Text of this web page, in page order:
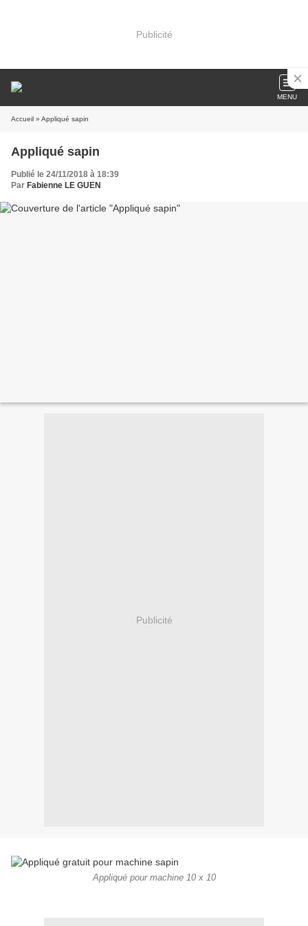
Publicité
MENU
Accueil » Appliqué sapin
Appliqué sapin
Publié le 24/11/2018 à 18:39
Par Fabienne LE GUEN
Publicité
Appliqué pour machine 10 x 10